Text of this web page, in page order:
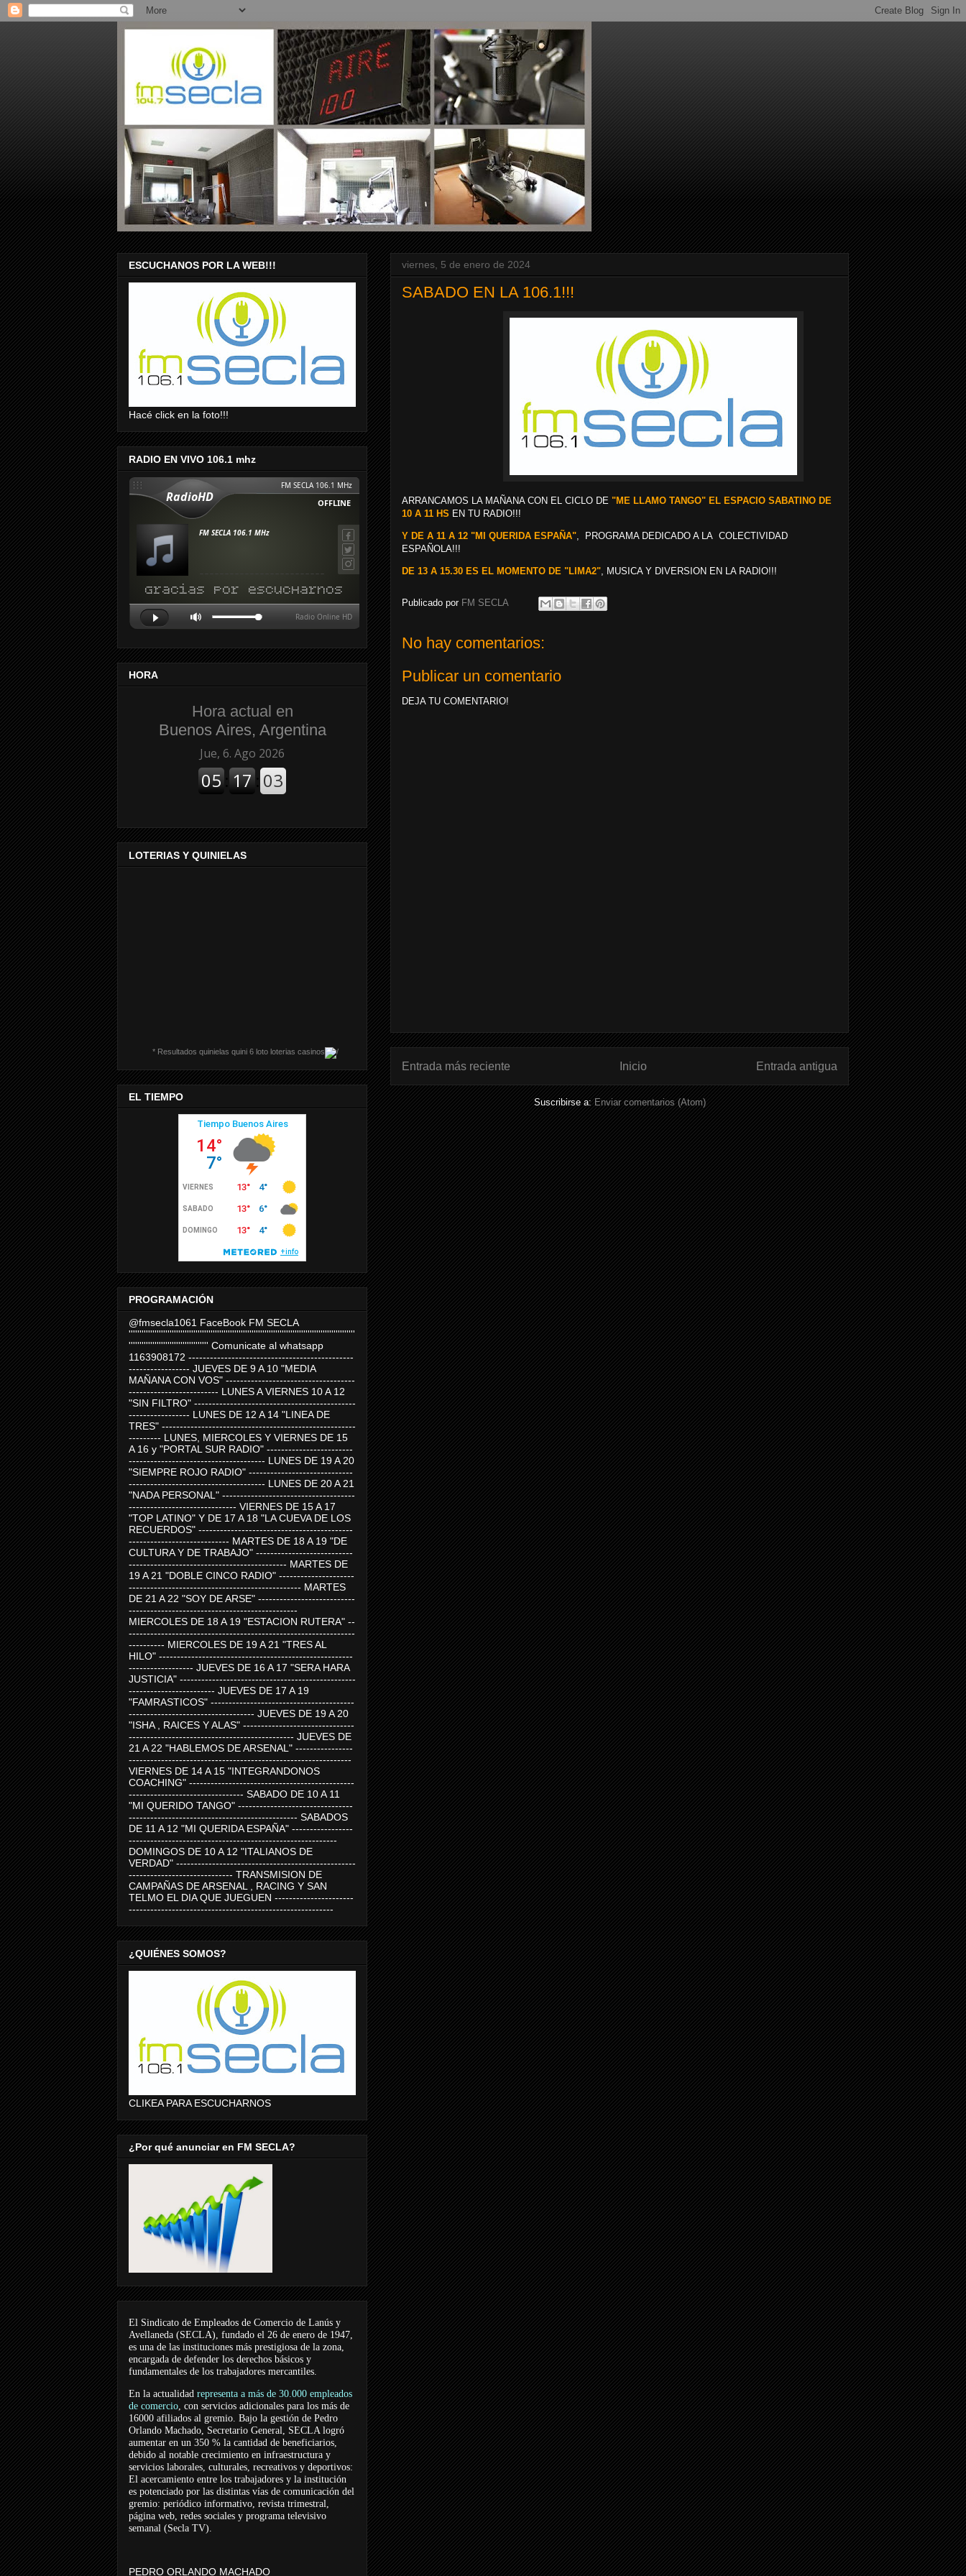
viernes, 5 de enero de 2024
SABADO EN LA 106.1!!!
ARRANCAMOS LA MAÑANA CON EL CICLO DE "ME LLAMO TANGO" EL ESPACIO SABATINO DE
10 A 11 HS EN TU RADIO!!!
Y DE A 11 A 12 "MI QUERIDA ESPAÑA", PROGRAMA DEDICADO A LA COLECTIVIDAD
ESPAÑOLA!!!
DE 13 A 15.30 ES EL MOMENTO DE "LIMA2", MUSICA Y DIVERSION EN LA RADIO!!!
Publicado por FM SECLA
No hay comentarios:
Publicar un comentario
DEJA TU COMENTARIO!
Entrada más reciente Entrada antigua
Inicio
Suscribirse a: Enviar comentarios (Atom)
ESCUCHANOS POR LA WEB!!!
Hacé click en la foto!!!
RADIO EN VIVO 106.1 mhz
HORA
Hora actual en
Buenos Aires, Argentina
LOTERIAS Y QUINIELAS
* Resultados quinielas quini 6 loto loterias casinos
EL TIEMPO
PROGRAMACIÓN
@fmsecla1061 FaceBook FM SECLA
'''''''''''''''''''''''''''''''''''''''''''''''''''''''''''''''''''''''''''''''''''''''''''''''''''''''''
''''''''''''''''''''''''''''''''''''' Comunicate al whatsapp
1163908172 ----------------------------------------------
----------------- JUEVES DE 9 A 10 "MEDIA
MAÑANA CON VOS" ------------------------------------
------------------------- LUNES A VIERNES 10 A 12
"SIN FILTRO" ---------------------------------------------
----------------- LUNES DE 12 A 14 "LINEA DE
TRES" ------------------------------------------------------
--------- LUNES, MIERCOLES Y VIERNES DE 15
A 16 y "PORTAL SUR RADIO" ------------------------
-------------------------------------- LUNES DE 19 A 20
"SIEMPRE ROJO RADIO" -----------------------------
-------------------------------------- LUNES DE 20 A 21
"NADA PERSONAL" -------------------------------------
------------------------------ VIERNES DE 15 A 17
"TOP LATINO" Y DE 17 A 18 "LA CUEVA DE LOS
RECUERDOS" -------------------------------------------
---------------------------- MARTES DE 18 A 19 "DE
CULTURA Y DE TRABAJO" ---------------------------
-------------------------------------------- MARTES DE
19 A 21 "DOBLE CINCO RADIO" ---------------------
------------------------------------------------ MARTES
DE 21 A 22 "SOY DE ARSE" ---------------------------
-----------------------------------------------
MIERCOLES DE 18 A 19 "ESTACION RUTERA" --
---------------------------------------------------------------
---------- MIERCOLES DE 19 A 21 "TRES AL
HILO" ------------------------------------------------------
------------------ JUEVES DE 16 A 17 "SERA HARA
JUSTICIA" -------------------------------------------------
------------------------ JUEVES DE 17 A 19
"FAMRASTICOS" ----------------------------------------
----------------------------------- JUEVES DE 19 A 20
"ISHA , RAICES Y ALAS" -------------------------------
---------------------------------------------- JUEVES DE
21 A 22 "HABLEMOS DE ARSENAL" ----------------
--------------------------------------------------------------
VIERNES DE 14 A 15 "INTEGRANDONOS
COACHING" ----------------------------------------------
-------------------------------- SABADO DE 10 A 11
"MI QUERIDO TANGO" --------------------------------
----------------------------------------------- SABADOS
DE 11 A 12 "MI QUERIDA ESPAÑA" -----------------
----------------------------------------------------------
DOMINGOS DE 10 A 12 "ITALIANOS DE
VERDAD" --------------------------------------------------
----------------------------- TRANSMISION DE
CAMPAÑAS DE ARSENAL , RACING Y SAN
TELMO EL DIA QUE JUEGUEN ----------------------
---------------------------------------------------------
¿QUIÉNES SOMOS?
CLIKEA PARA ESCUCHARNOS
¿Por qué anunciar en FM SECLA?
El Sindicato de Empleados de Comercio de Lanús y
Avellaneda (SECLA), fundado el 26 de enero de 1947,
es una de las instituciones más prestigiosa de la zona,
encargada de defender los derechos básicos y
fundamentales de los trabajadores mercantiles.
En la actualidad representa a más de 30.000 empleados
de comercio, con servicios adicionales para los más de
16000 afiliados al gremio. Bajo la gestión de Pedro
Orlando Machado, Secretario General, SECLA logró
aumentar en un 350 % la cantidad de beneficiarios,
debido al notable crecimiento en infraestructura y
servicios laborales, culturales, recreativos y deportivos:
El acercamiento entre los trabajadores y la institución
es potenciado por las distintas vías de comunicación del
gremio: periódico informativo, revista trimestral,
página web, redes sociales y programa televisivo
semanal (Secla TV).
PEDRO ORLANDO MACHADO